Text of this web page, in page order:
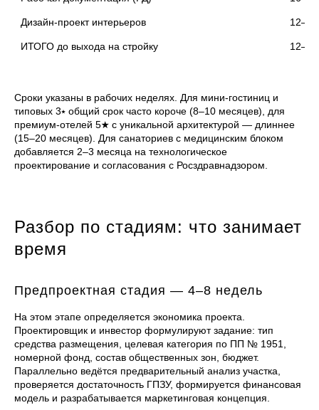
Сроки указаны в рабочих неделях. Для мини-гостиниц и
типовых 3⭑ общий срок часто короче (8–10 месяцев), для
премиум-отелей 5★ с уникальной архитектурой — длиннее
(15–20 месяцев). Для санаториев с медицинским блоком
добавляется 2–3 месяца на технологическое
проектирование и согласования с Росздравнадзором.
Разбор по стадиям: что занимает
время
Предпроектная стадия — 4–8 недель
На этом этапе определяется экономика проекта.
Проектировщик и инвестор формулируют задание: тип
средства размещения, целевая категория по ПП № 1951,
номерной фонд, состав общественных зон, бюджет.
Параллельно ведётся предварительный анализ участка,
проверяется достаточность ГПЗУ, формируется финансовая
модель и разрабатывается маркетинговая концепция.